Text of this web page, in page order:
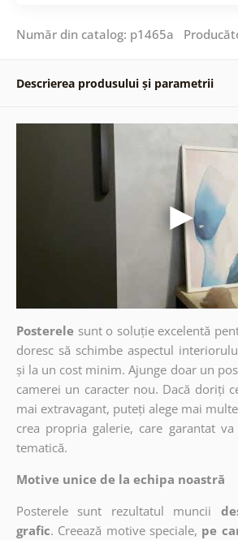
Număr din catalog: p1465a
Descrierea produsului și parametrii
Posterele sunt o soluție excelentă
doresc să schimbe aspectul
și la un cost minim. Ajunge doar un
camerei un caracter nou. Dacă doriți
mai extravagant, puteți alege mai
crea propria galerie, care garantat
tematică.
Motive unice de la echipa noastră
Posterele sunt rezultatul muncii
grafic. Creează motive speciale, pe